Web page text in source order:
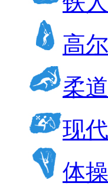
高
柔道
现
体操